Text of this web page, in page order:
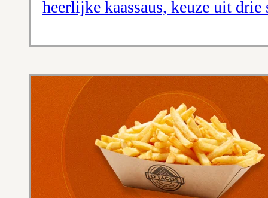
heerlijke kaassaus, keuze uit drie